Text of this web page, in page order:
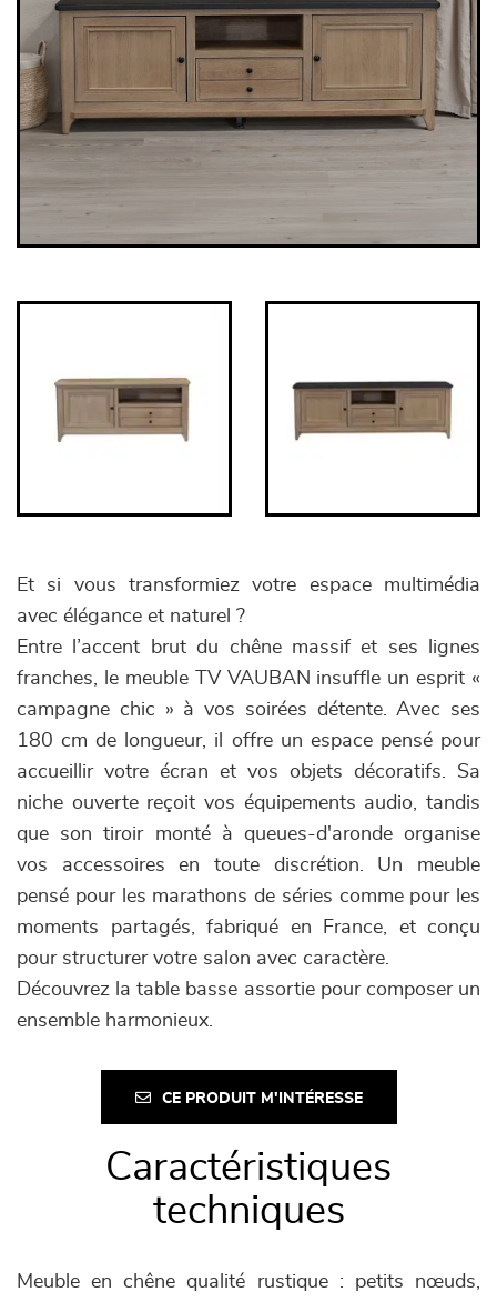
Et si vous transformiez votre espace multimédia
avec élégance et naturel ?
Entre l’accent brut du chêne massif et ses lignes
franches, le meuble TV VAUBAN insuffle un esprit «
campagne chic » à vos soirées détente. Avec ses
180 cm de longueur, il offre un espace pensé pour
accueillir votre écran et vos objets décoratifs. Sa
niche ouverte reçoit vos équipements audio, tandis
que son tiroir monté à queues-d'aronde organise
vos accessoires en toute discrétion. Un meuble
pensé pour les marathons de séries comme pour les
moments partagés, fabriqué en France, et conçu
pour structurer votre salon avec caractère.
Découvrez la table basse assortie pour composer un
ensemble harmonieux.
CE PRODUIT M'INTÉRESSE
Caractéristiques
techniques
Meuble en chêne qualité rustique : petits nœuds,